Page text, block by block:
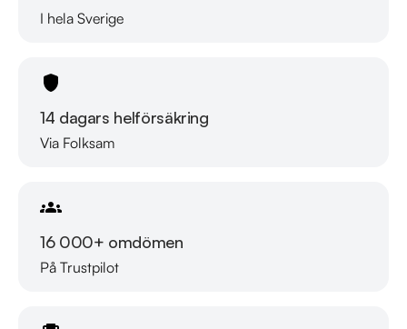
I hela Sverige
14 dagars helförsäkring
Via Folksam
16 000+ omdömen
På Trustpilot